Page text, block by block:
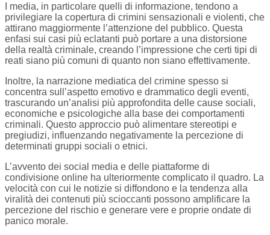
I media, in particolare quelli di informazione, tendono a
privilegiare la copertura di crimini sensazionali e violenti, che
attirano maggiormente l’attenzione del pubblico. Questa
enfasi sui casi più eclatanti può portare a una distorsione
della realtà criminale, creando l’impressione che certi tipi di
reati siano più comuni di quanto non siano effettivamente.
Inoltre, la narrazione mediatica del crimine spesso si
concentra sull’aspetto emotivo e drammatico degli eventi,
trascurando un’analisi più approfondita delle cause sociali,
economiche e psicologiche alla base dei comportamenti
criminali. Questo approccio può alimentare stereotipi e
pregiudizi, influenzando negativamente la percezione di
determinati gruppi sociali o etnici.
L’avvento dei social media e delle piattaforme di
condivisione online ha ulteriormente complicato il quadro. La
velocità con cui le notizie si diffondono e la tendenza alla
viralità dei contenuti più scioccanti possono amplificare la
percezione del rischio e generare vere e proprie ondate di
panico morale.